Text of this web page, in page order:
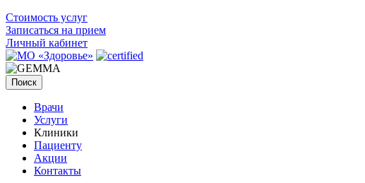
Стоимость услуг
Записаться на прием
Личный кабинет
Поиск
Врачи
Услуги
Клиники
Пациенту
Акции
Контакты